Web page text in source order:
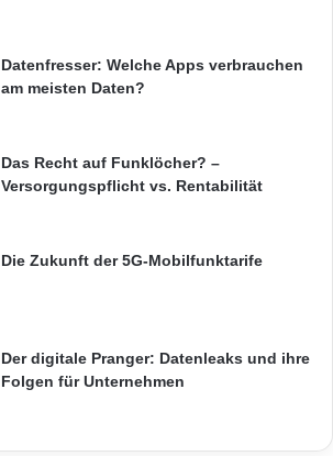
Datenfresser: Welche Apps verbrauchen
am meisten Daten?
Das Recht auf Funklöcher? –
Versorgungspflicht vs. Rentabilität
Die Zukunft der 5G-Mobilfunktarife
Der digitale Pranger: Datenleaks und ihre
Folgen für Unternehmen